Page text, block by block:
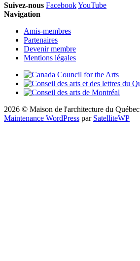
Suivez-nous FacebookYouTube
Navigation
Amis-membres
Partenaires
Devenir membre
Mentions légales
2026 © Maison de l'architecture du Québec
Maintenance WordPress par SatelliteWP